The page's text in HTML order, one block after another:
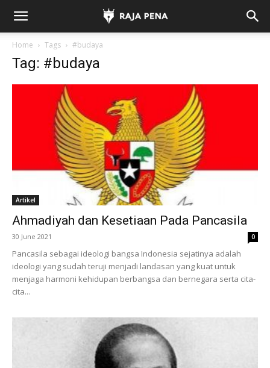
Home Tags #budaya
Tag: #budaya
Artikel
Ahmadiyah dan Kesetiaan Pada Pancasila
30 June 2021 0
Pancasila sebagai ideologi bangsa Indonesia sejatinya adalah
ideologi yang sudah teruji menjadi landasan yang kuat untuk
menjaga harmoni kehidupan berbangsa dan bernegara serta cita-
cita...